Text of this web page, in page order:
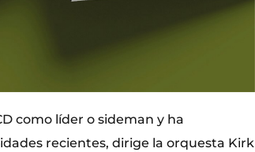
como líder o sideman y ha
recientes, dirige la orquesta Kirk